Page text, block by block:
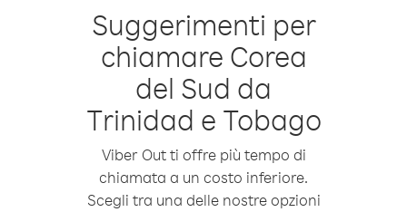
Suggerimenti per
chiamare Corea
del Sud da
Trinidad e Tobago
Viber Out ti offre più tempo di
chiamata a un costo inferiore.
Scegli tra una delle nostre opzioni